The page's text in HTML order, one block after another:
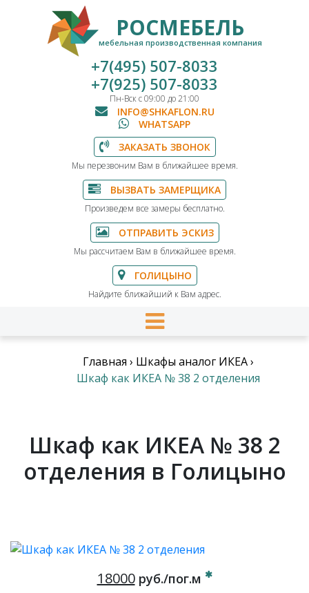
РОСМЕБЕЛЬ
мебельная производственная компания
+7(495) 507-8033
+7(925) 507-8033
Пн-Вск с 09:00 до 21:00
INFO@SHKAFLON.RU
WHATSAPP
ЗАКАЗАТЬ ЗВОНОК
Мы перезвоним Вам в ближайшее время.
ВЫЗВАТЬ ЗАМЕРЩИКА
Произведем все замеры бесплатно.
ОТПРАВИТЬ ЭСКИЗ
Мы рассчитаем Вам в ближайшее время.
ГОЛИЦЫНО
Найдите ближайший к Вам адрес.
Главная › Шкафы аналог ИКЕА›
Шкаф как ИКЕА № 38 2 отделения
Шкаф как ИКЕА № 38 2
отделения в Голицыно
18000руб./пог.м